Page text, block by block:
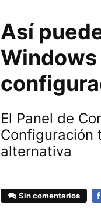
Así
Windows
El Panel de
Configuración
alternativa
Sin comentarios